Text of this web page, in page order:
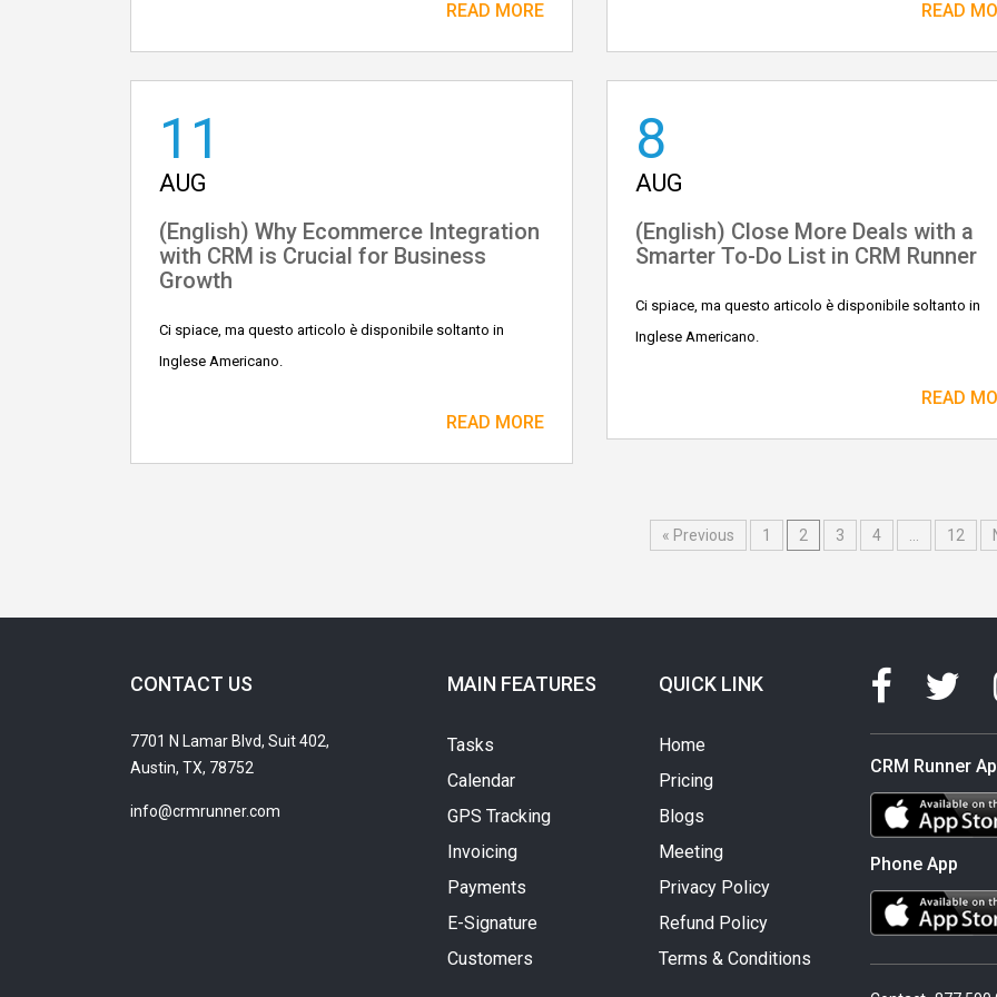
READ MORE READ
11
AUG
(English) Why Ecommerce Integration
with CRM is Crucial for Business
Growth
Ci spiace, ma questo articolo è disponibile soltanto in
Inglese Americano.
READ MORE
8
AUG
(English) Close More Deals with a
Smarter To-Do List in CRM Runner
Ci spiace, ma questo articolo è disponibile soltanto in
Inglese Americano.
READ
« Previous 1 2 3 4 12
CONTACT US
7701 N Lamar Blvd, Suit 402,
Austin, TX, 78752
info@crmrunner.com
MAIN FEATURES
Tasks
Calendar
GPS Tracking
Invoicing
Payments
E-Signature
Customers
QUICK LINK
Home
Pricing
Blogs
Meeting
Privacy Policy
Refund Policy
Terms & Conditions
CRM Runner
Phone App